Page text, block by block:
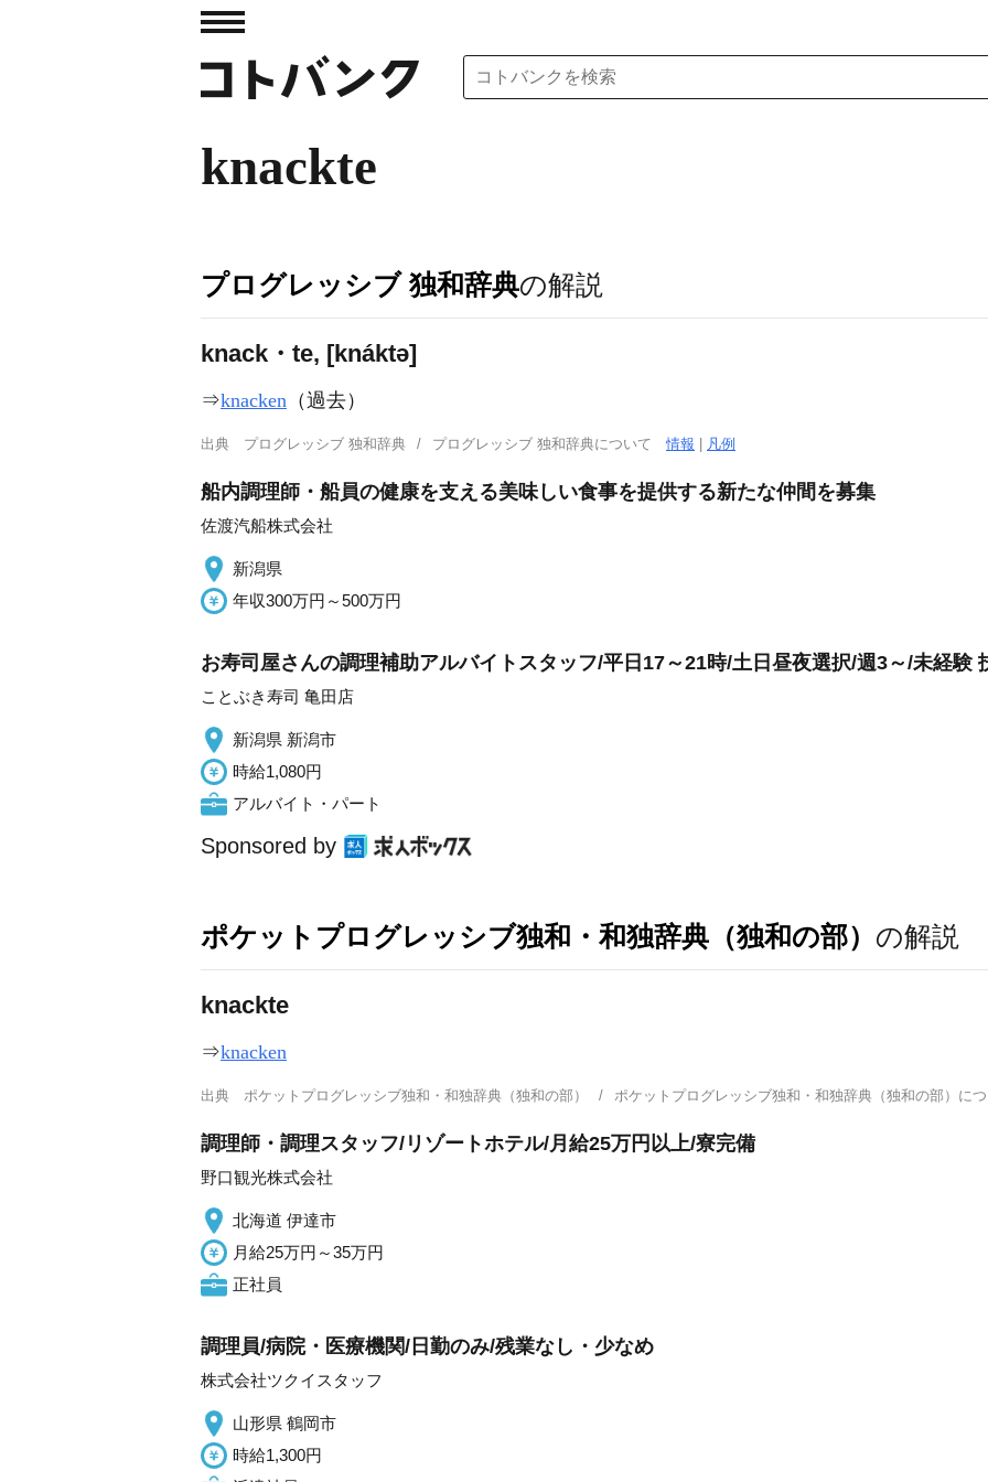
knackte
プログレッシブ 独和辞典の解説
knack・te, [knáktə]
⇒knacken （過去）
出典 プログレッシブ 独和辞典 プログレッシブ 独和辞典について情報 凡例
船内調理師・船員の健康を支える美味しい食事を提供する新たな仲間を募集
佐渡汽船株式会社
新潟県
年収300万円～500万円
お寿司屋さんの調理補助アルバイトスタッフ/平日17～21時/土日昼夜選択/週3～/未経験
ことぶき寿司 亀田店
新潟県 新潟市
時給1,080円
アルバイト・パート
Sponsored by
ポケットプログレッシブ独和・和独辞典（独和の部） の解説
knackte
⇒knacken
出典 ポケットプログレッシブ独和・和独辞典（独和の部） ポケットプログレッシブ独和・和独辞典（独和の部）
調理師・調理スタッフ/リゾートホテル/月給25万円以上/寮完備
野口観光株式会社
北海道 伊達市
月給25万円～35万円
正社員
調理員/病院・医療機関/日勤のみ/残業なし・少なめ
株式会社ツクイスタッフ
山形県 鶴岡市
時給1,300円